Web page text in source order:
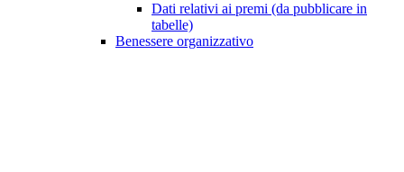
Dati relativi ai premi (da pubblicare in
tabelle)
Benessere organizzativo